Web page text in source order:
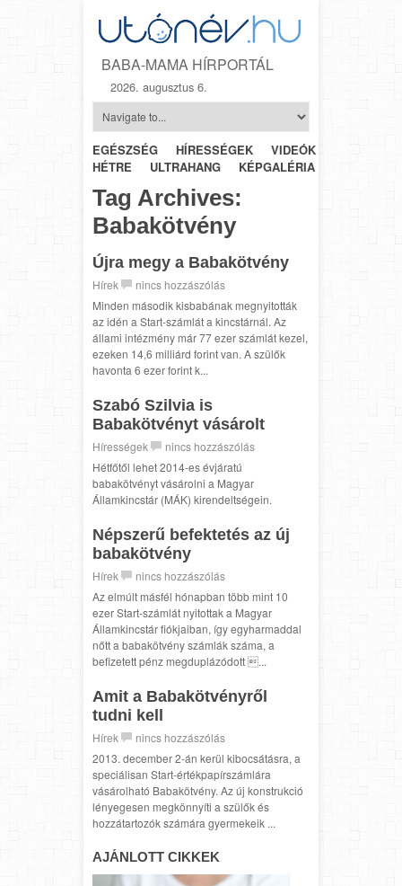
BABA-MAMA HÍRPORTÁL
2026. augusztus 6.
EGÉSZSÉG HÍRESSÉGEK VIDEÓK
HÉTRŐL-
HÉTRE
ULTRAHANG KÉPGALÉRIA
Tag Archives:
Babakötvény
Újra megy a Babakötvény
Hírek
nincs hozzászólás
Minden második kisbabának megnyitották
az idén a Start-számlát a kincstárnál. Az
állami intézmény már 77 ezer számlát kezel,
ezeken 14,6 milliárd forint van. A szülők
havonta 6 ezer forint k...
Szabó Szilvia is
Babakötvényt vásárolt
Hírességek
nincs hozzászólás
Hétfőtől lehet 2014-es évjáratú
babakötvényt vásárolni a Magyar
Államkincstár (MÁK) kirendeltségein.
Népszerű befektetés az új
babakötvény
Hírek
nincs hozzászólás
Az elmúlt másfél hónapban több mint 10
ezer Start-számlát nyitottak a Magyar
Államkincstár fiókjaiban, így egyharmaddal
nőtt a babakötvény számlák száma, a
befizetett pénz megduplázódott ...
Amit a Babakötvényről
tudni kell
Hírek
nincs hozzászólás
2013. december 2-án kerül kibocsátásra, a
speciálisan Start-értékpapírszámlára
vásárolható Babakötvény. Az új konstrukció
lényegesen megkönnyíti a szülők és
hozzátartozók számára gyermekeik ...
AJÁNLOTT CIKKEK